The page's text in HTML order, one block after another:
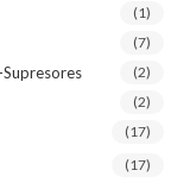
(1)
(7)
(2)
(2)
(17)
(17)